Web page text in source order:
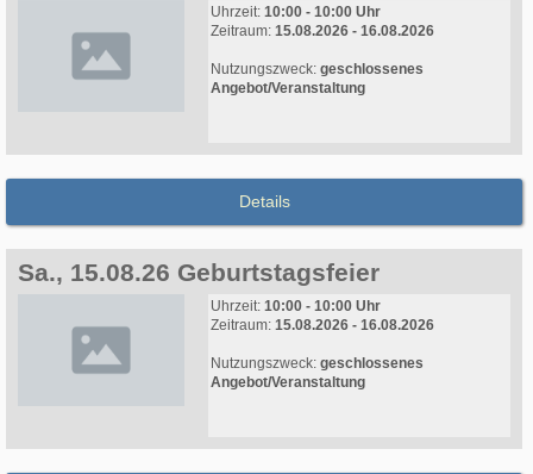
Uhrzeit: 10:00 - 10:00 Uhr
Zeitraum: 15.08.2026 - 16.08.2026
Nutzungszweck: geschlossenes
Angebot/Veranstaltung
Details
Sa., 15.08.26 Geburtstagsfeier
Uhrzeit: 10:00 - 10:00 Uhr
Zeitraum: 15.08.2026 - 16.08.2026
Nutzungszweck: geschlossenes
Angebot/Veranstaltung